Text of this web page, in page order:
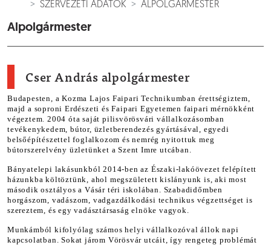
SZERVEZETI ADATOK
ALPOLGÁRMESTER
Alpolgármester
Cser András alpolgármester
Budapesten, a Kozma Lajos Faipari Technikumban érettségiztem,
majd a soproni Erdészeti és Faipari Egyetemen faipari mérnökként
végeztem.2004 óta saját pilisvörösvári vállalkozásomban
tevékenykedem, bútor, üzletberendezés gyártásával, egyedi
belsőépítészettel foglalkozom és nemrég nyitottuk meg
bútorszerelvény üzletünket a Szent Imre utcában.
Bányatelepi lakásunkból 2014-ben az Északi-lakóövezet felépített
házunkba költöztünk, ahol megszületett kislányunk is, aki most
második osztályos a Vásár téri iskolában. Szabadidőmben
horgászom, vadászom, vadgazdálkodási technikus végzettséget is
szereztem, és egy vadásztársaság elnöke vagyok.
Munkámból kifolyólag számos helyi vállalkozóval állok napi
kapcsolatban. Sokat járom Vörösvár utcáit, így rengeteg problémát